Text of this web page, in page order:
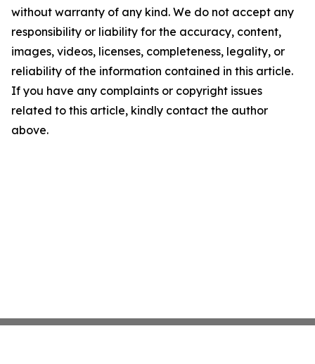
without warranty of any kind. We do not accept any
responsibility or liability for the accuracy, content,
images, videos, licenses, completeness, legality, or
reliability of the information contained in this article.
If you have any complaints or copyright issues
related to this article, kindly contact the author
above.